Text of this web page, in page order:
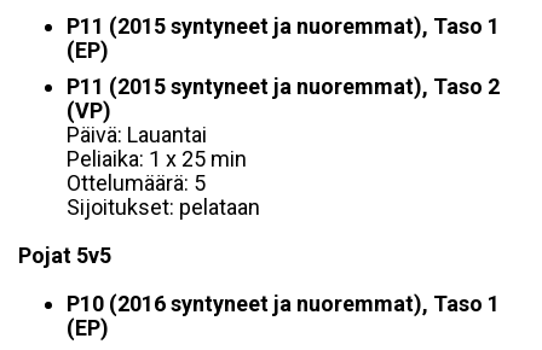
P11 (2015syntyneet ja nuoremmat), Taso 1
(EP)
P11 (2015syntyneet ja nuoremmat), Taso 2
(VP)
Päivä: Lauantai
Peliaika: 1 x 25 min
Ottelumäärä: 5
Sijoitukset: pelataan
Pojat 5v5
P10 (2016 syntyneet ja nuoremmat), Taso 1
(EP)